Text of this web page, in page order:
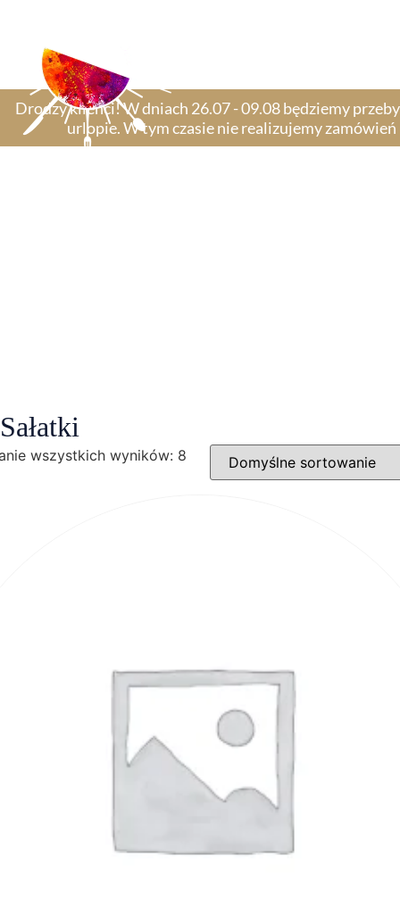
Drodzy klienci! W dniach 26.07 - 09.08 będziemy
urlopie. W tym czasie nie realizujemy zamówień​
Sałatki
wszystkich wyników: 8